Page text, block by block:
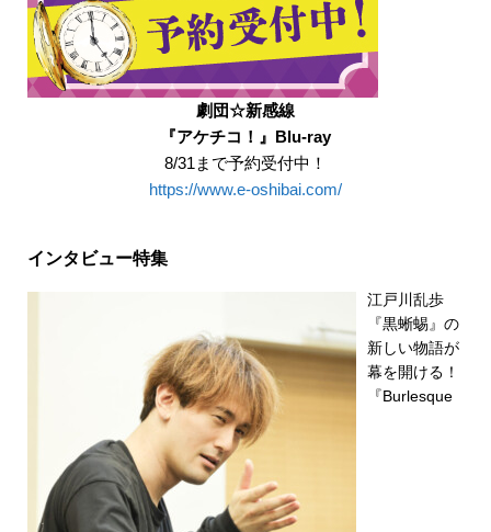
劇団☆新感線
『アケチコ！』Blu-ray
8/31まで予約受付中！
https://www.e-oshibai.com/
インタビュー特集
江戸川乱歩
『黒蜥蜴』の
新しい物語が
幕を開ける！
『Burlesque